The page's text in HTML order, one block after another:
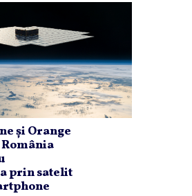
și Orange
prin satelit